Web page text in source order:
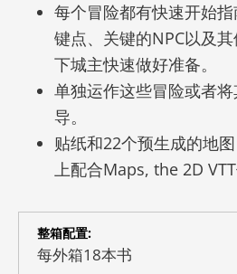
每个冒险都有快速开始
键点、关键的NPC以及
下城主快速做好准备。
单独运作这些冒险或者
导。
贴纸和22个预生成的地
上配合Maps, the 2D VTT
整箱配置:
每外箱18本书